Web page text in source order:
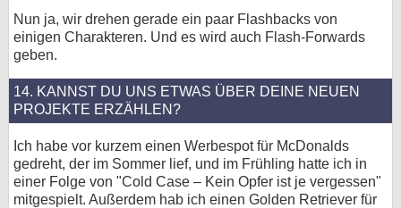
Nun ja, wir drehen gerade ein paar Flashbacks von
einigen Charakteren. Und es wird auch Flash-Forwards
geben.
14. KANNST DU UNS ETWAS ÜBER DEINE NEUEN
PROJEKTE ERZÄHLEN?
Ich habe vor kurzem einen Werbespot für McDonalds
gedreht, der im Sommer lief, und im Frühling hatte ich in
einer Folge von "Cold Case – Kein Opfer ist je vergessen"
mitgespielt. Außerdem hab ich einen Golden Retriever für